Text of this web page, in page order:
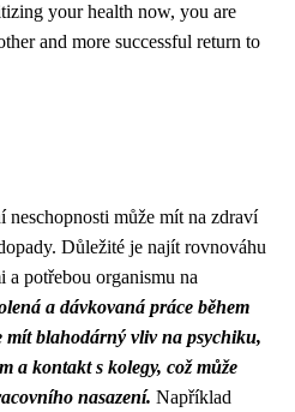
your health now, you are
and more successful return to
může mít na zdraví
Důležité je najít rovnováhu
potřebou organismu na
a dávkovaná práce během
mít blahodárný vliv na psychiku,
a kontakt s kolegy, což může
nasazení. Například